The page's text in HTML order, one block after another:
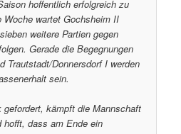
hoffentlich erfolgreich zu
wartet Gochsheim II
weitere Partien gegen
Gerade die Begegnungen
Trautstadt/Donnersdorf I werden
sein.
gefordert, kämpft die Mannschaft
hofft, dass am Ende ein